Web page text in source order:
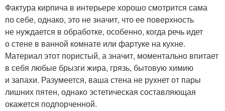
Фактура кирпича в интерьере хорошо смотрится сама
по себе, однако, это не значит, что ее поверхность
не нуждается в обработке, особенно, когда речь идет
о стене в ванной комнате или фартуке на кухне.
Материал этот пористый, а значит, моментально впитает
в себя любые брызги жира, грязь, бытовую химию
и запахи. Разумеется, ваша стена не рухнет от пары
лишних пятен, однако эстетическая составляющая
окажется подпорченной.